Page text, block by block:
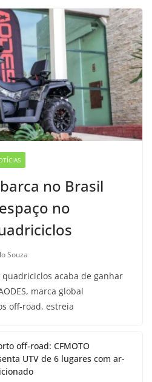
no Brasil
no
Souza
acaba de ganhar
marca global
off-road, estreia
off-road: CFMOTO
UTV de 6 lugares com ar-